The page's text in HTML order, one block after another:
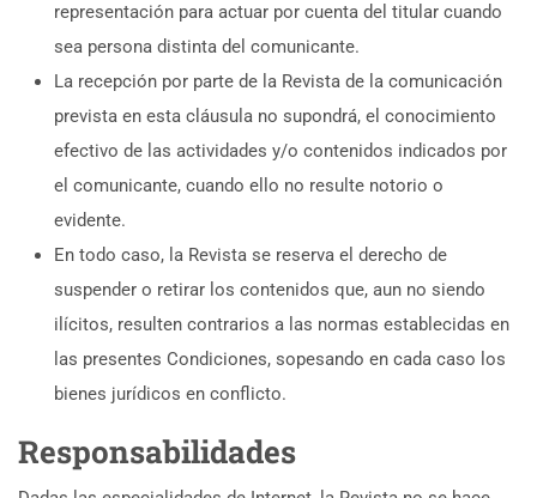
representación para actuar por cuenta del titular cuando
sea persona distinta del comunicante.
La recepción por parte de la Revista de la comunicación
prevista en esta cláusula no supondrá, el conocimiento
efectivo de las actividades y/o contenidos indicados por
el comunicante, cuando ello no resulte notorio o
evidente.
En todo caso, la Revista se reserva el derecho de
suspender o retirar los contenidos que, aun no siendo
ilícitos, resulten contrarios a las normas establecidas en
las presentes Condiciones, sopesando en cada caso los
bienes jurídicos en conflicto.
Responsabilidades